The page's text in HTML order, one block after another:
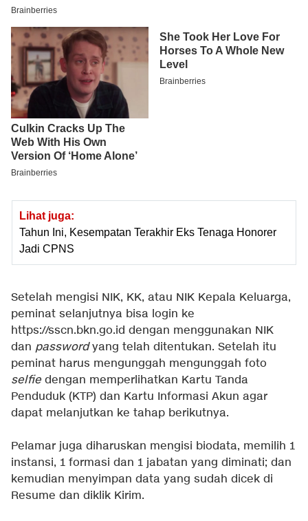
Lihat juga:
Tahun Ini, Kesempatan Terakhir Eks Tenaga Honorer
Jadi CPNS
Setelah mengisi NIK, KK, atau NIK Kepala Keluarga,
peminat selanjutnya bisa login ke
https://sscn.bkn.go.id dengan menggunakan NIK
dan passwordyang telah ditentukan. Setelah itu
peminat harus mengunggah mengunggah foto
selfie dengan memperlihatkan Kartu Tanda
Penduduk (KTP) dan Kartu Informasi Akun agar
dapat melanjutkan ke tahap berikutnya.
Pelamar juga diharuskan mengisi biodata, memilih 1
instansi, 1 formasi dan 1 jabatan yang diminati; dan
kemudian menyimpan data yang sudah dicek di
Resume dan diklik Kirim.